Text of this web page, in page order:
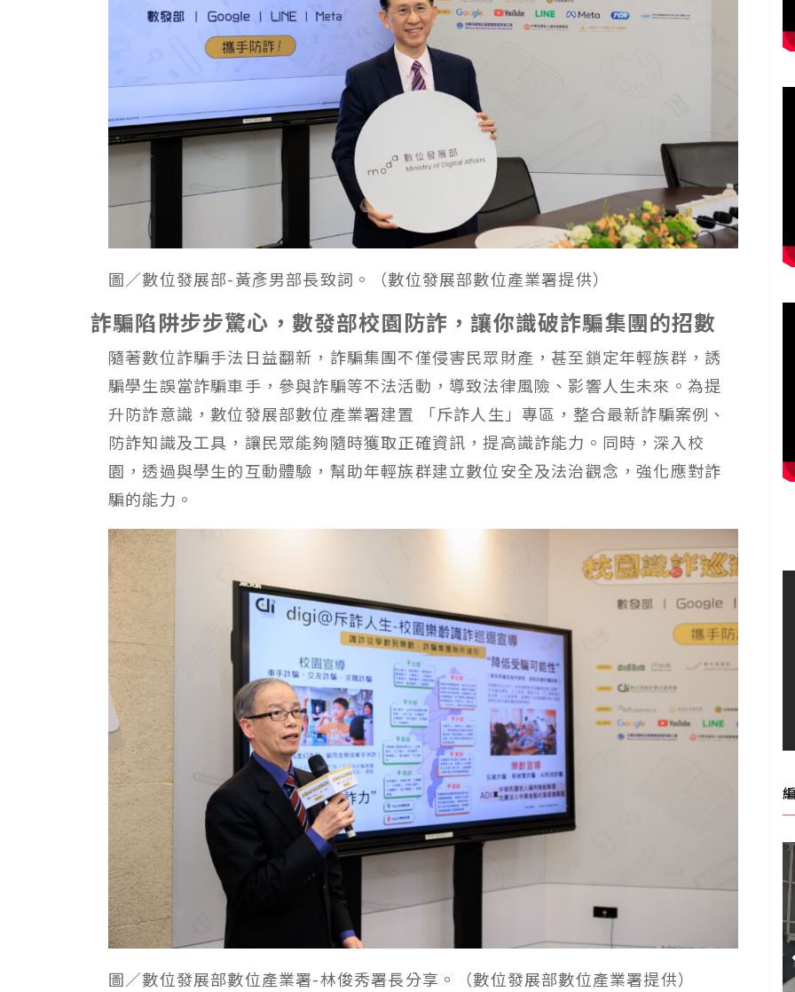
圖／數位發展部-黃彥男部長致詞。（數位發展部數位產業署提供）
詐騙陷阱步步驚心，數發部校園防詐，讓你識破詐騙集團的招數
隨著數位詐騙手法日益翻新，詐騙集團不僅侵害民眾財產，甚至鎖定年輕族群，誘
騙學生誤當詐騙車手，參與詐騙等不法活動，導致法律風險、影響人生未來。為提
升防詐意識，數位發展部數位產業署建置 「斥詐人生」專區，整合最新詐騙案例、
防詐知識及工具，讓民眾能夠隨時獲取正確資訊，提高識詐能力。同時，深入校
園，透過與學生的互動體驗，幫助年輕族群建立數位安全及法治觀念，強化應對詐
騙的能力。
圖／數位發展部數位產業署-林俊秀署長分享。（數位發展部數位產業署提供）